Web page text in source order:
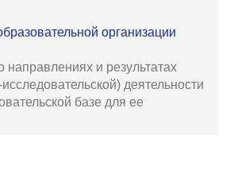
организации
и результатах
деятельности
базе для ее